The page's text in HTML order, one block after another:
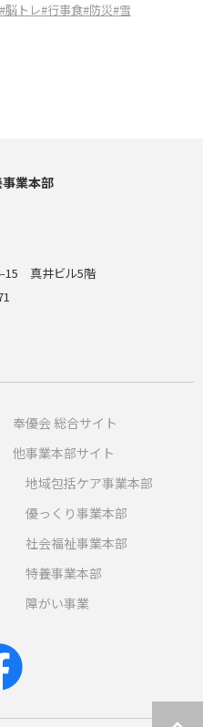
#脳トレ#行事食#防災#雪
業本部
15 真井ビル5階
奉優会 総合サイト
他事業本部サイト
地域包括ケア事業本部
優っくり事業本部
社会福祉事業本部
特養事業本部
障がい事業